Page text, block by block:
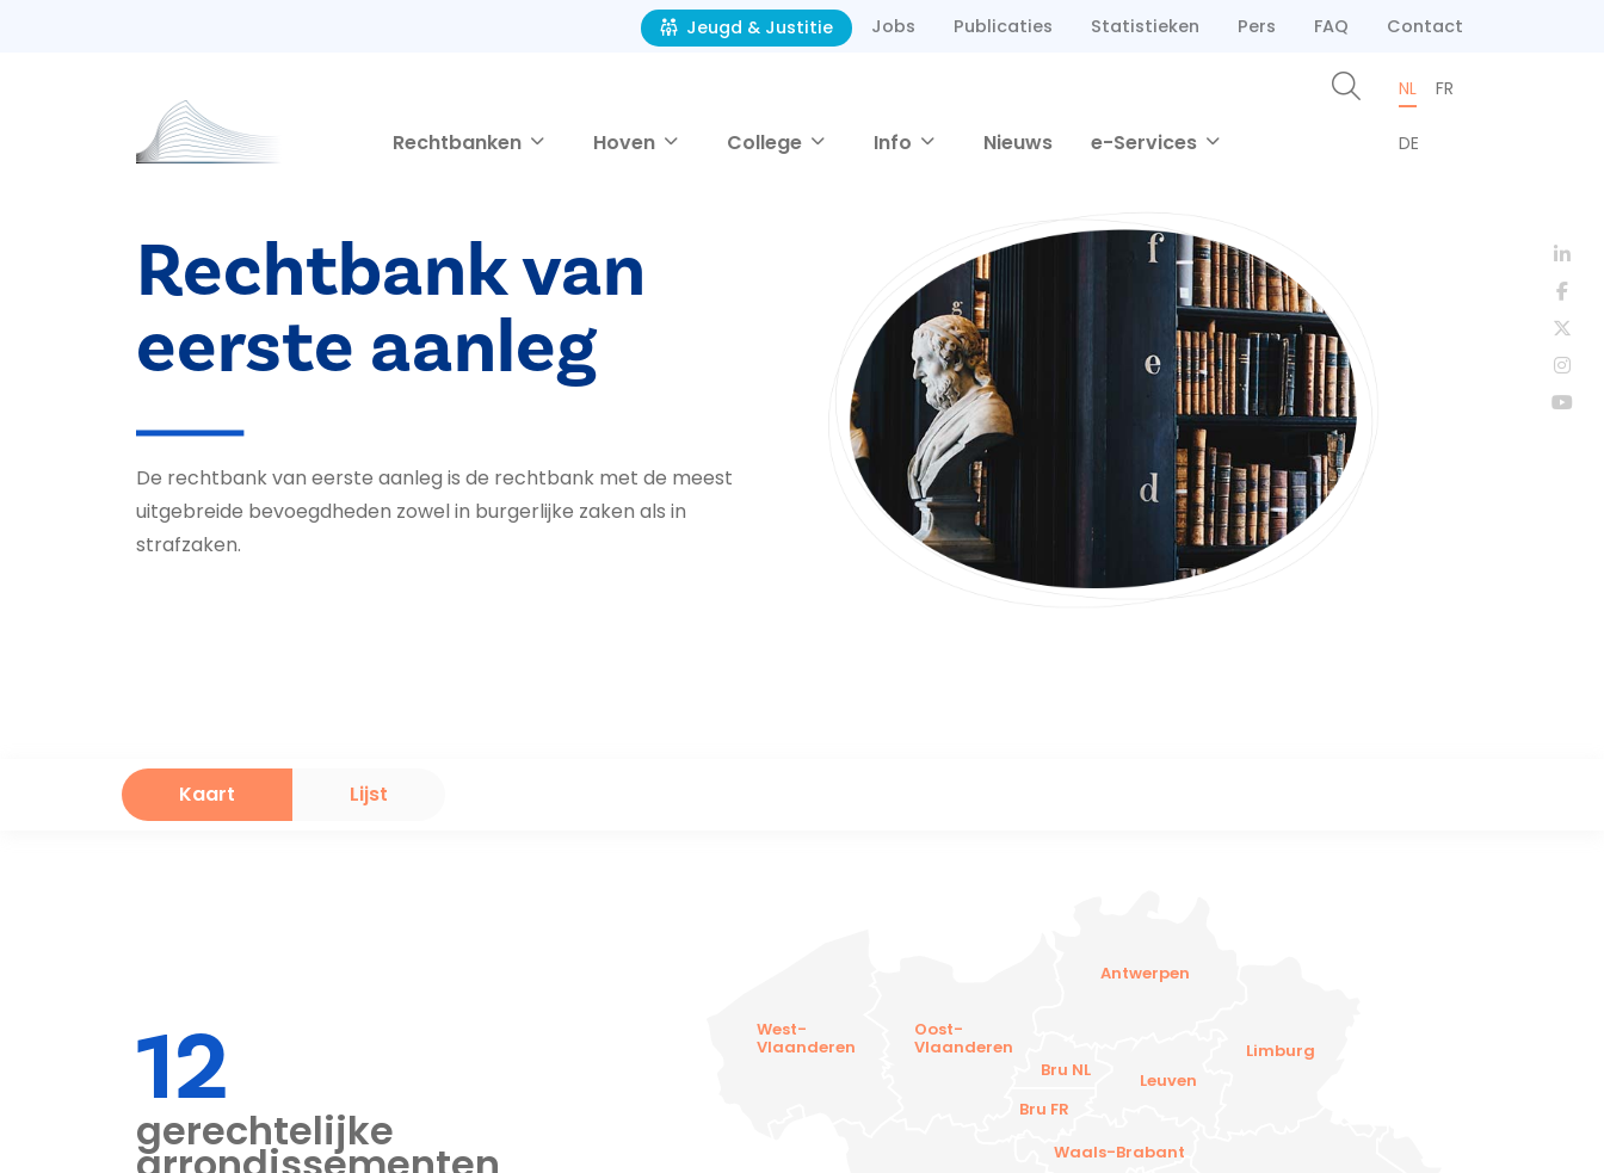
Jeugd & Justitie Jobs Publicaties Statistieken Pers FAQ Contact
Rechtbanken Hoven College Info Nieuws e-Services
NL FR
DE
Rechtbank van
eerste aanleg
De rechtbank van eerste aanleg is de rechtbank met de meest
uitgebreide bevoegdheden zowel in burgerlijke zaken als in
strafzaken.
Kaart Lijst
12
gerechtelijke
West-
Vlaanderen
Oost-
Vlaanderen
Antwerpen
Leuven
Limburg
Bru NL
Bru FR
Waals-Brabant